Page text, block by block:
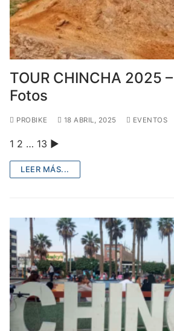
TOUR CHINCHA 2025
Fotos
PROBIKE 18 ABRIL, 2025 EVENTOS
1 2 … 13 ►
LEER MÁS...